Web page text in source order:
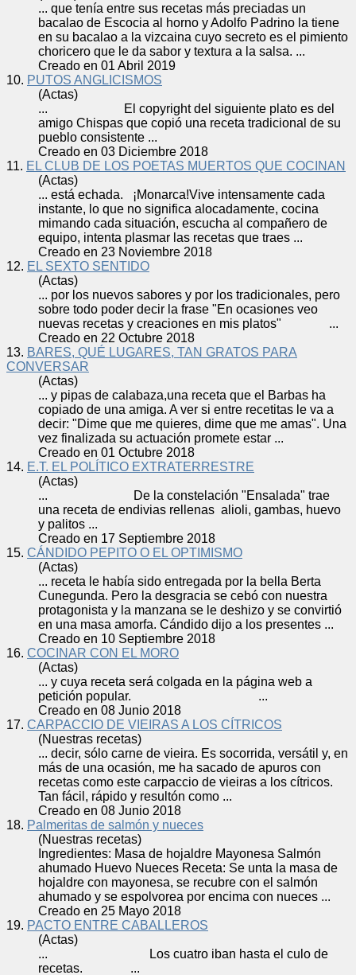
... que tenía entre sus recetas más preciadas un
bacalao de Escocia al horno y Adolfo Padrino la tiene
en su bacalao a la vizcaina cuyo secreto es el pimiento
choricero que le da sabor y textura a la salsa. ...
Creado en 01 Abril 2019
10. PUTOS ANGLICISMOS
(Actas)
... El copyright del siguiente plato es del
amigo Chispas que copió una receta tradicional de su
pueblo consistente ...
Creado en 03 Diciembre 2018
11. EL CLUB DE LOS POETAS MUERTOS QUE COCINAN
(Actas)
... está echada. ¡Monarca!Vive intensamente cada
instante, lo que no significa alocadamente, cocina
mimando cada situación, escucha al compañero de
equipo, intenta plasmar las recetas que traes ...
Creado en 23 Noviembre 2018
12. EL SEXTO SENTIDO
(Actas)
... por los nuevos sabores y por los tradicionales, pero
sobre todo poder decir la frase "En ocasiones veo
nuevas recetas y creaciones en mis platos" ...
Creado en 22 Octubre 2018
13. BARES, QUÉ LUGARES, TAN GRATOS PARA
CONVERSAR
(Actas)
... y pipas de calabaza,una receta que el Barbas ha
copiado de una amiga. A ver si entre recetitas le va a
decir: "Dime que me quieres, dime que me amas". Una
vez finalizada su actuación promete estar ...
Creado en 01 Octubre 2018
14. E.T. EL POLÍTICO EXTRATERRESTRE
(Actas)
... De la constelación "Ensalada" trae
una receta de endivias rellenas alioli, gambas, huevo
y palitos ...
Creado en 17 Septiembre 2018
15. CÁNDIDO PEPITO O EL OPTIMISMO
(Actas)
... receta le había sido entregada por la bella Berta
Cunegunda. Pero la desgracia se cebó con nuestra
protagonista y la manzana se le deshizo y se convirtió
en una masa amorfa. Cándido dijo a los presentes ...
Creado en 10 Septiembre 2018
16. COCINAR CON EL MORO
(Actas)
... y cuya receta será colgada en la página web a
petición popular. ...
Creado en 08 Junio 2018
17. CARPACCIO DE VIEIRAS A LOS CÍTRICOS
(Nuestras recetas)
... decir, sólo carne de vieira. Es socorrida, versátil y, en
más de una ocasión, me ha sacado de apuros con
recetas como este carpaccio de vieiras a los cítricos.
Tan fácil, rápido y resultón como ...
Creado en 08 Junio 2018
18. Palmeritas de salmón y nueces
(Nuestras recetas)
Ingredientes: Masa de hojaldre Mayonesa Salmón
ahumado Huevo Nueces Receta: Se unta la masa de
hojaldre con mayonesa, se recubre con el salmón
ahumado y se espolvorea por encima con nueces ...
Creado en 25 Mayo 2018
19. PACTO ENTRE CABALLEROS
(Actas)
... Los cuatro iban hasta el culo de
recetas. ...